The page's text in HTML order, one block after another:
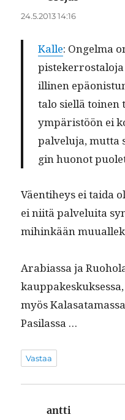
24.5.2013 14:16
Kalle: Ongel­ma
illi­nen
talo siel­lä toinen
ympäristöön ei
palvelu­ja, mut­ta
gin huonot
Väen­ti­heys ei tai­da
ei niitä palvelui­ta
mihinkään
Ara­bi­as­sa ja
myös
Pasilassa …
Vastaa
antti